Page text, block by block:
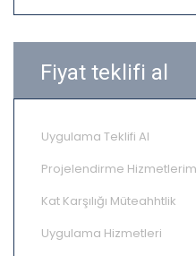
Fiyat teklifi al
Uygulama Teklifi Al
Projelendirme
Kat Karşılığı Müteahhtlik
Uygulama Hizmetleri